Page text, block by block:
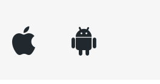
appleinc android